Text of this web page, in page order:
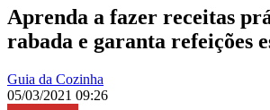
Aprenda a fazer receitas
rabada e garanta refeições
Guia da Cozinha
05/03/2021 09:26